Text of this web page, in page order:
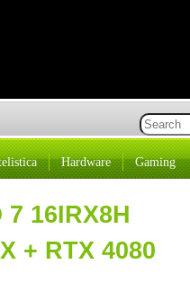
Hardware Gaming
7 16IRX8H
+ RTX 4080